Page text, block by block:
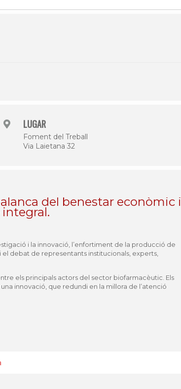
LUGAR
Foment del Treball
Via Laietana 32
del benestar econòmic i
i la innovació, l’enfortiment de la producció de
debat de representants institucionals, experts,
els principals actors del sector biofarmacèutic. Els
innovació, que redundi en la millora de l’atenció